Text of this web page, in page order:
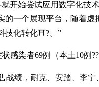
尝试应用数字化技术
一个展现平台，随着
技化转化⛩?。”
者69例（本土10例??♦
，耐克、安踏、李宁